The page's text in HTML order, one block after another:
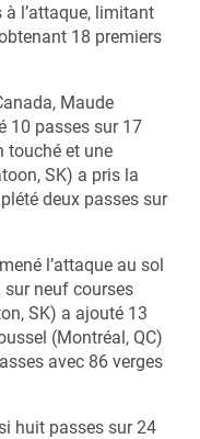
l’attaque, limitant
18 premiers
Maude
10 passes sur 17
touché et une
SK) a pris la
deux passes sur
l’attaque au sol
sur neuf courses
SK) a ajouté 13
(Montréal, QC)
avec 86 verges
huit passes sur 24